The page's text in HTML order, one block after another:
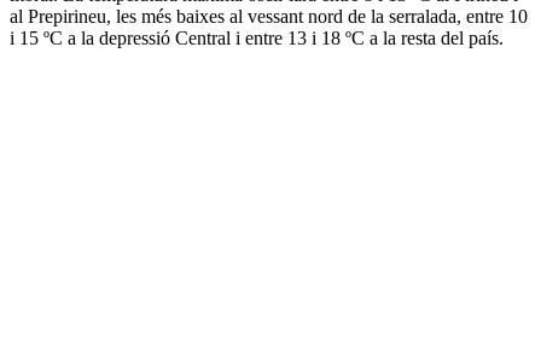
al Prepirineu, les més baixes al vessant nord de la serralada, entre 10
i 15 ºC a la depressió Central i entre 13 i 18 ºC a la resta del país.